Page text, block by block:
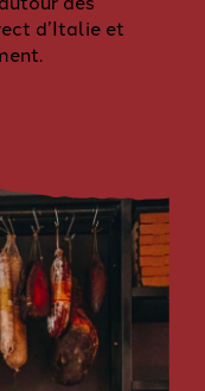
d’Italie et